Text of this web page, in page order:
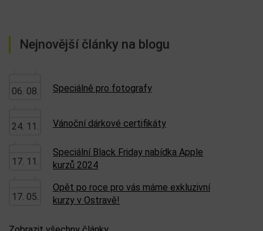
Nejnovější články na blogu
06. 08. Speciálně pro fotografy
24. 11. Vánoční dárkové certifikáty
17. 11.
Speciální Black Friday nabídka Apple
kurzů 2024
17. 05.
Opět po roce pro vás máme exkluzivní
kurzy v Ostravě!